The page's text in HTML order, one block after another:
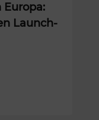
Launch-